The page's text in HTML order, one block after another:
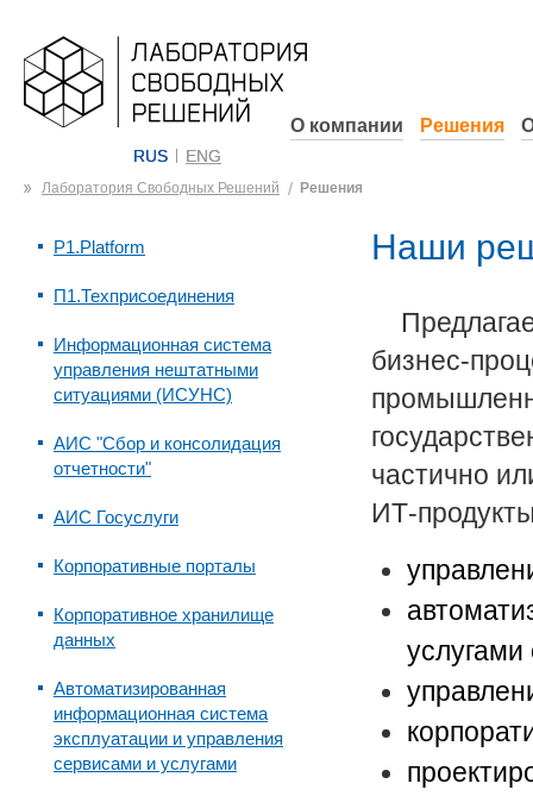
RUS ENG
О компании Решения
Лаборатория Свободных Решений Решения
P1.Platform
П1.Техприсоединения
Информационная система
управления нештатными
ситуациями (ИСУНС)
АИС "Сбор и консолидация
отчетности"
АИС Госуслуги
Корпоративные порталы
Корпоративное хранилище
данных
Автоматизированная
информационная система
эксплуатации и управления
сервисами и услугами
Наши
бизнес-
частично
ИТ-
услугами